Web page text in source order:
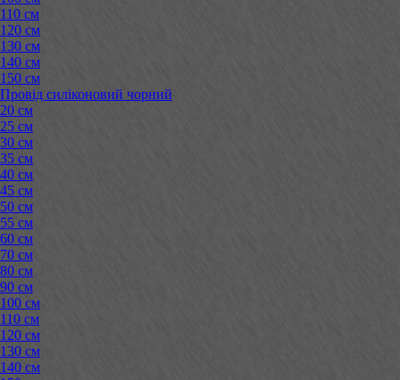
110 см
120 см
130 см
140 см
150 см
Провід силіконовий чорний
20 см
25 см
30 см
35 см
40 см
45 см
50 см
55 см
60 см
70 см
80 см
90 см
100 см
110 см
120 см
130 см
140 см